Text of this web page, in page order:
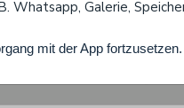
Whatsapp, Galerie,
mit der App fortzusetzen.